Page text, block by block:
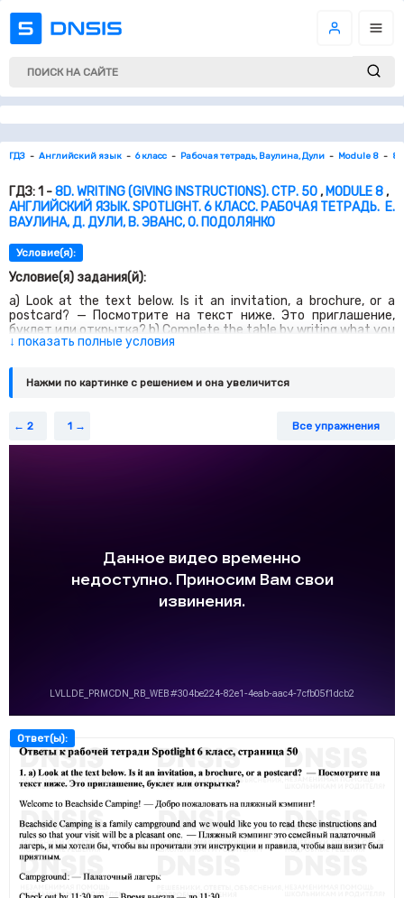
ГДЗ Английский язык 6 класс Рабочая тетрадь, Ваулина, Дули Module 8
ГДЗ: 1 -8D. WRITING (GIVING INSTRUCTIONS). СТР. 50, MODULE 8,
АНГЛИЙСКИЙ ЯЗЫК. SPOTLIGHT. 6 КЛАСС. РАБОЧАЯ ТЕТРАДЬ. Е.
ВАУЛИНА, Д. ДУЛИ, В. ЭВАНС, О. ПОДОЛЯНКО
Условие(я):
Условие(я) задания(й):
a) Look at the text below. Is it an invitation, a brochure, or a
postcard? — Посмотрите на текст ниже. Это приглашение,
буклет или открытка? b) Complete the table by writing what you
must or mustn’t do while you are at the campground. —
делать, когда вы в палаточном лагере.
↓ показать полные условия
Нажми по картинке c решением и она увеличится
2 1 Все упражнения
Ответ(ы):